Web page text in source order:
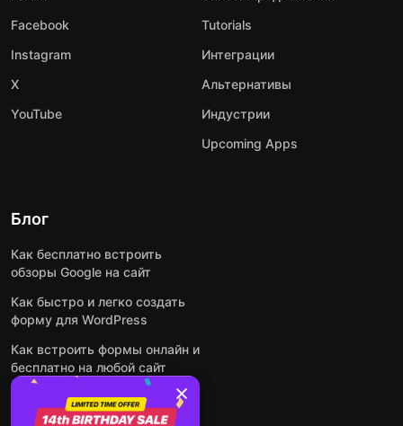
Facebook
Instagram
X
YouTube
Tutorials
Интеграции
Альтернативы
Индустрии
Upcoming Apps
Блог
Как бесплатно встроить
обзоры Google на сайт
Как быстро и легко создать
форму для WordPress
Как встроить формы онлайн и
бесплатно на любой сайт
Как встроить ленту Instagram
на сайт